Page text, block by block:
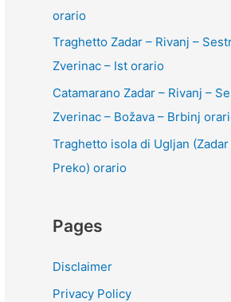
orario
Traghetto Zadar – Rivanj –
Zverinac – Ist orario
Catamarano Zadar – Rivanj –
Zverinac – Božava – Brbinj
Traghetto isola di Ugljan (Zadar
Preko) orario
Pages
Disclaimer
Privacy Policy